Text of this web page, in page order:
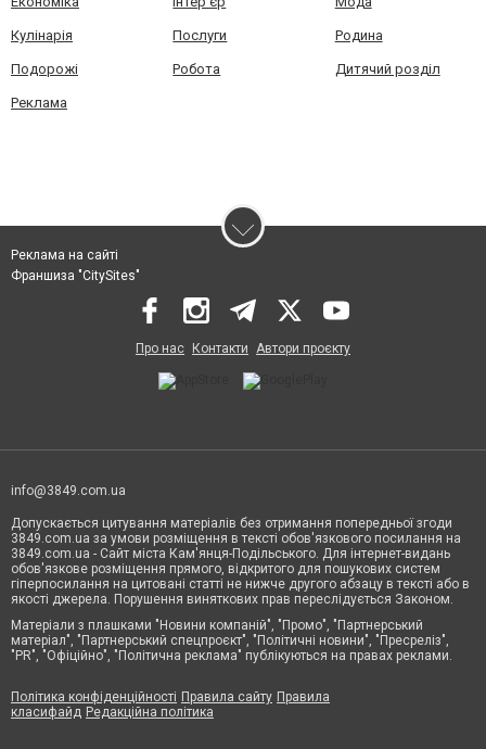
Кулінарія Послуги Родина
Подорожі Робота Дитячий розділ
Реклама
Реклама на сайті
Франшиза "CitySites"
Про нас Контакти Автори проєкту
info@3849.com.ua
Допускається цитування матеріалів без отримання попередньої згоди
3849.com.ua за умови розміщення в тексті обов'язкового посилання на
3849.com.ua - Сайт міста Кам'янця-Подільського. Для інтернет-видань
обов'язкове розміщення прямого, відкритого для пошукових систем
гіперпосилання на цитовані статті не нижче другого абзацу в тексті або в
якості джерела. Порушення виняткових прав переслідується Законом.
Матеріали з плашками "Новини компаній", "Промо", "Партнерський
матеріал", "Партнерський спецпроєкт", "Політичні новини", "Пресреліз",
"PR", "Офіційно", "Політична реклама" публікуються на правах реклами.
Політика конфіденційності Правила сайту Правила
класифайд Редакційна політика